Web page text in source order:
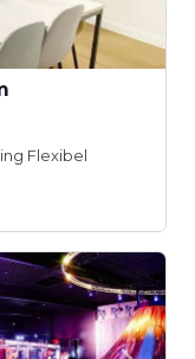
Flexibel